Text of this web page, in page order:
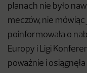
planach nie było
meczów, nie
poinformowała o
Europy i Ligi
poważnie i